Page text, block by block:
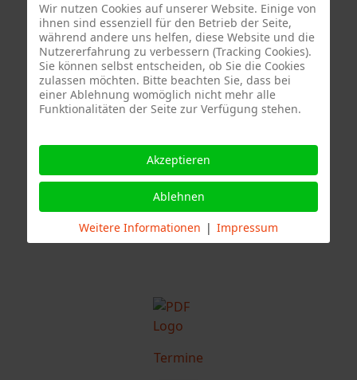
Sonderfahrzeuge Berufsfeuerwehr Stuttgart
Freiwillige Feuerwehr Stuttgart Abteilung Stammheim, Branddirektion
Termine
Wir nutzen Cookies auf unserer Website. Einige von
ihnen sind essenziell für den Betrieb der Seite,
während andere uns helfen, diese Website und die
Nutzererfahrung zu verbessern (Tracking Cookies).
Sie können selbst entscheiden, ob Sie die Cookies
zulassen möchten. Bitte beachten Sie, dass bei
einer Ablehnung womöglich nicht mehr alle
Funktionalitäten der Seite zur Verfügung stehen.
Akzeptieren
Ablehnen
Weitere Informationen | Impressum